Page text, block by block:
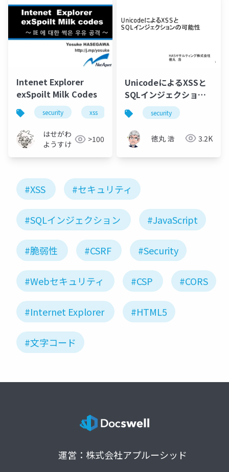
Intenet Explorer
exSpoilt Milk Codes
security xss
はせがわ
ようすけ
>100
UnicodeによるXSSと
SQLインジェクション
の可能性security
徳丸 浩 3.2K
#XSS #セキュリティ
#SQLインジェクション #JavaScript
#脆弱性 #CSRF #Security
#Webセキュリティ #CSP #CORS
#Internet Explorer #HTML5
#文字コード
運営：株式会社アプルーシッド